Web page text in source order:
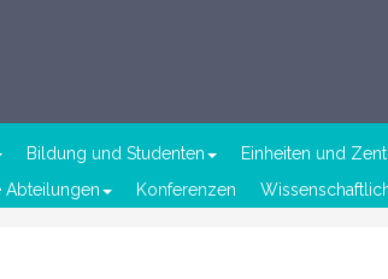
Bildung und Studenten Einheiten und
Abteilungen
Konferenzen